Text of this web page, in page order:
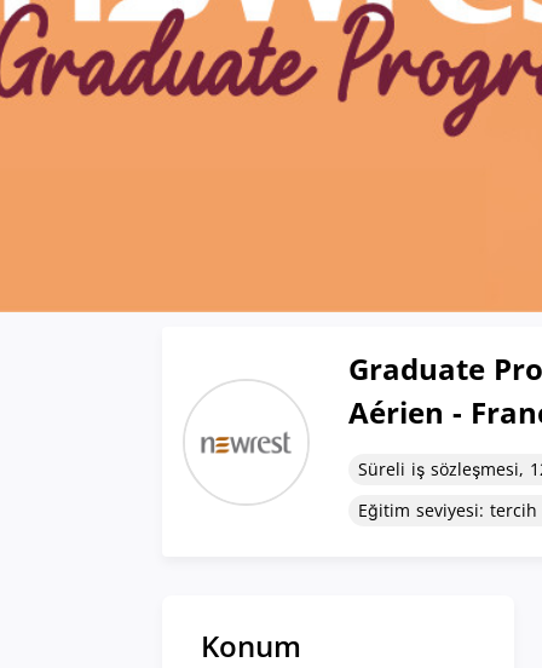
Graduate
Aérien -
Süreli iş sözleşmesi,
Eğitim seviyesi: tercih
Konum